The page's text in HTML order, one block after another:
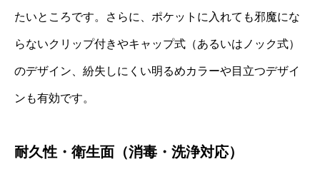
たいところです。さらに、ポケットに入れても邪魔にな
らないクリップ付きやキャップ式（あるいはノック式）
のデザイン、紛失しにくい明るめカラーや目立つデザイ
ンも有効です。
耐久性・衛生面（消毒・洗浄対応）